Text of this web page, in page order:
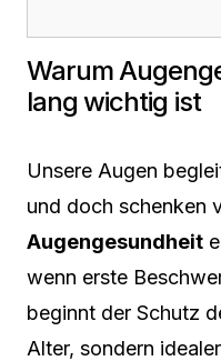
Warum
lang wichtig ist
Unsere Augen
und doch schenken
Augengesundheit
wenn erste
beginnt der Schutz
Alter, sondern